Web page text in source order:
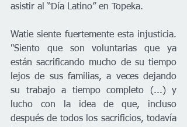
asistir al “Día Latino” en Topeka.
Watie siente fuertemente esta injusticia.
"Siento que son voluntarias que ya
están sacrificando mucho de su tiempo
lejos de sus familias, a veces dejando
su trabajo a tiempo completo (...) y
lucho con la idea de que, incluso
después de todos los sacrificios, todavía